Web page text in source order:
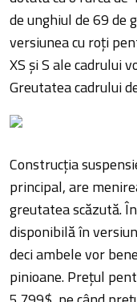
de unghiul de 69 de
versiunea cu roți
XS și S ale cadrului
Greutatea cadrului
Construcția
principal, are
greutatea scăzută.
disponibilă în
deci ambele vor
pinioane. Prețul